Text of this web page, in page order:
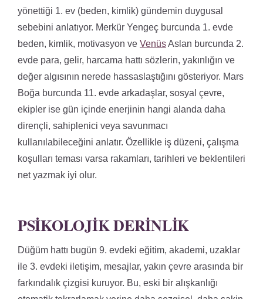
yönettiği 1. ev (beden, kimlik) gündemin duygusal
sebebini anlatıyor. Merkür Yengeç burcunda 1. evde
beden, kimlik, motivasyon ve VenüsAslan burcunda 2.
evde para, gelir, harcama hattı sözlerin, yakınlığın ve
değer algısının nerede hassaslaştığını gösteriyor. Mars
Boğa burcunda 11. evde arkadaşlar, sosyal çevre,
ekipler ise gün içinde enerjinin hangi alanda daha
dirençli, sahiplenici veya savunmacı
kullanılabileceğini anlatır. Özellikle iş düzeni, çalışma
koşulları teması varsa rakamları, tarihleri ve beklentileri
net yazmak iyi olur.
PSIKOLOJIK DERINLIK
Düğüm hattı bugün 9. evdeki eğitim, akademi, uzaklar
ile 3. evdeki iletişim, mesajlar, yakın çevre arasında bir
farkındalık çizgisi kuruyor. Bu, eski bir alışkanlığı